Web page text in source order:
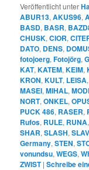
Veröffentlicht unter
ABUR13,AKUS96,
BASD, BASR,
CHUSK,CIOR,
DATO, DENS,
fotojoerg,Fotojörg,
KAT,KATEM,KEIM,
KRON,KULT, LEISA
MASEI,MIHAL,
NORT,ONKEL,
PUCK 486, RASER,
Rufos, RULE, RUNA
SHAR,SLASH,
Germany,STEN,
vonundsu,WEGS,
ZWIST |Schreibe